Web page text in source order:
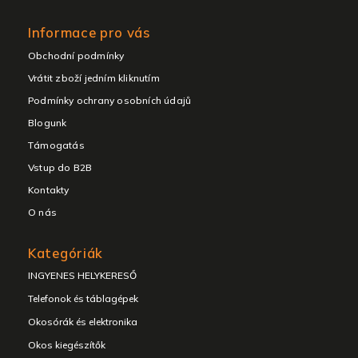
Informace pro vás
Obchodní podmínky
Vrátit zboží jedním kliknutím
Podmínky ochrany osobních údajů
Blogunk
Támogatás
Vstup do B2B
Kontakty
O nás
Kategóriák
INGYENES HELYKERESŐ
Telefonok és táblagépek
Okosórák és elektronika
Okos kiegészítők